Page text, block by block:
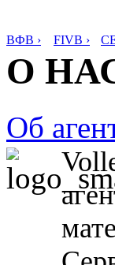
ВФВ › FIVB ›
О
Об